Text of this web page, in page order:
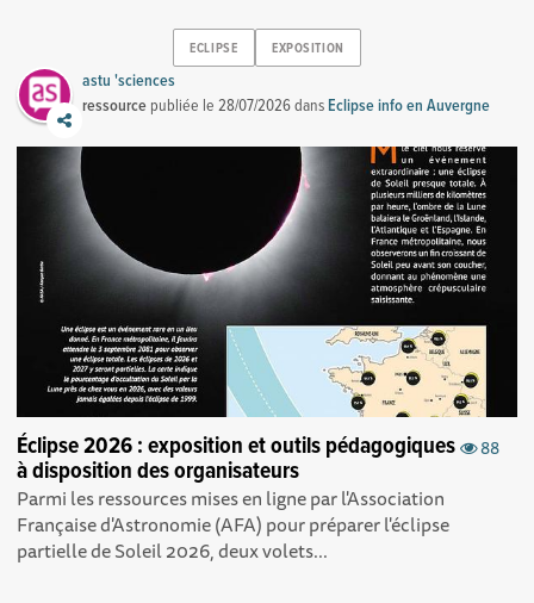
ECLIPSE EXPOSITION
astu 'sciences
ressource publiée le28/07/2026dans Eclipse info en Auvergne
88
Éclipse 2026 : exposition et outils pédagogiques
à disposition des organisateurs
Parmi les ressources mises en ligne par l'Association
Française d'Astronomie (AFA) pour préparer l'éclipse
partielle de Soleil 2026, deux volets...